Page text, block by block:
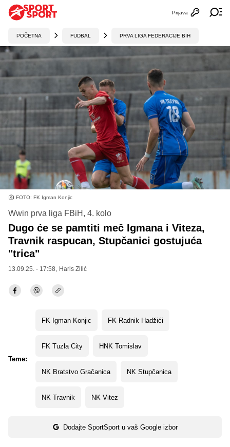
Otvori
Prijava
POČETNA FUDBAL PRVA LIGA FEDERACIJE BIH
FOTO: FK Igman Konjic
Wwin prva liga FBiH, 4. kolo
Dugo će se pamtiti meč Igmana i Viteza,
Travnik raspucan, Stupčanici gostujuća
"trica"
13.09.25. - 17:58, Haris Zilić
Teme:
FK Igman Konjic FK Radnik Hadžići
FK Tuzla City HNK Tomislav
NK Bratstvo Gračanica NK Stupčanica
NK Travnik NK Vitez
Dodajte SportSport u vaš Google izbor